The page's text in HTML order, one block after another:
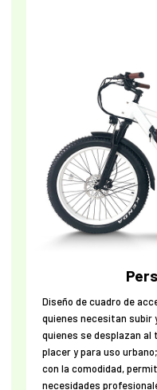
Diseño de cuadro de
quienes necesitan subir
quienes se desplazan al
placer y para uso
con la comodidad,
necesidades